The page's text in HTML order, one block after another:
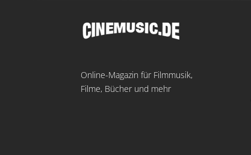
Online-Magazin für Filmmusik,
Filme, Bücher und mehr